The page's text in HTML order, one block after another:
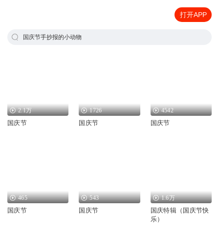
打开APP
国庆节手抄报的小动物
2.1万
国庆节
1726
国庆节
4542
国庆节
465
国庆节
543
国庆节
1.6万
国庆特辑（国庆节快
乐）